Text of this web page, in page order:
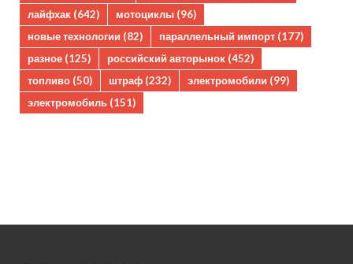
лайфхак (642) мотоциклы (96)
новые технологии (82) параллельный импорт (177)
разное (125) российский авторынок (452)
топливо (50) штраф (232) электромобили (99)
электромобиль (151)